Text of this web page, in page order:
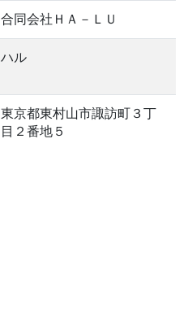
合同会社ＨＡ－ＬＵ
ハル
東京都東村山市諏訪町３丁
目２番地５